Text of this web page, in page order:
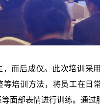
，而后成仪。此次培训采
等培训方法，将员工在日
面部表情进行训练。通过